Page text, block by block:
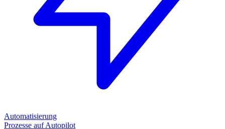
Automatisierung
Prozesse auf Autopilot